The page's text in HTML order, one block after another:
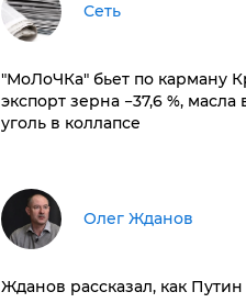
Сеть
​"МоЛоЧКа" бьет по карману
экспорт зерна −37,6 %, масла
уголь в коллапсе
Олег Жданов
Жданов рассказал, как Путин